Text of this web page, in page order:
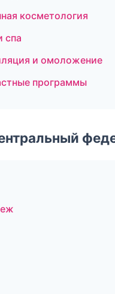
косметология
спа
и омоложение
программы